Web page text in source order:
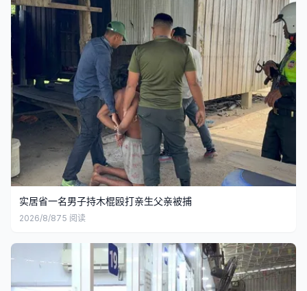
实居省一名男子持木棍殴打亲生父亲被捕
2026/8/875 阅读